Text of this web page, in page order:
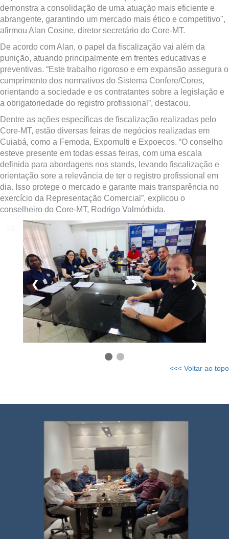
demonstra a consolidação de uma atuação mais eficiente e
abrangente, garantindo um mercado mais ético e competitivo",
afirmou Alan Cosine, diretor secretário do Core-MT.
De acordo com Alan, o papel da fiscalização vai além da
punição, atuando principalmente em frentes educativas e
preventivas. “Este trabalho rigoroso e em expansão assegura o
cumprimento dos normativos do Sistema Confere/Cores,
orientando a sociedade e os contratantes sobre a legislação e
a obrigatoriedade do registro profissional”, destacou.
Dentre as ações específicas de fiscalização realizadas pelo
Core-MT, estão diversas feiras de negócios realizadas em
Cuiabá, como a Femoda, Expomulti e Expoecos. “O conselho
esteve presente em todas essas feiras, com uma escala
definida para abordagens nos stands, levando fiscalização e
orientação sore a relevância de ter o registro profissional em
dia. Isso protege o mercado e garante mais transparência no
exercício da Representação Comercial”, explicou o
conselheiro do Core-MT, Rodrigo Valmórbida.
❮ ❯
<<< Voltar ao topo